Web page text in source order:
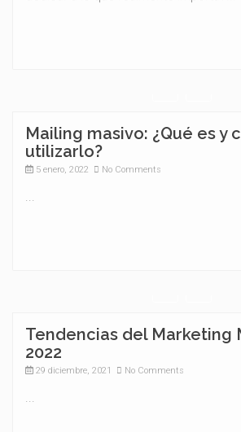
Mailing masivo: ¿Qué es y
utilizarlo?
5 enero, 2022 No Comments
...
Tendencias del Marketing
2022
29 diciembre, 2021 No Comments
...